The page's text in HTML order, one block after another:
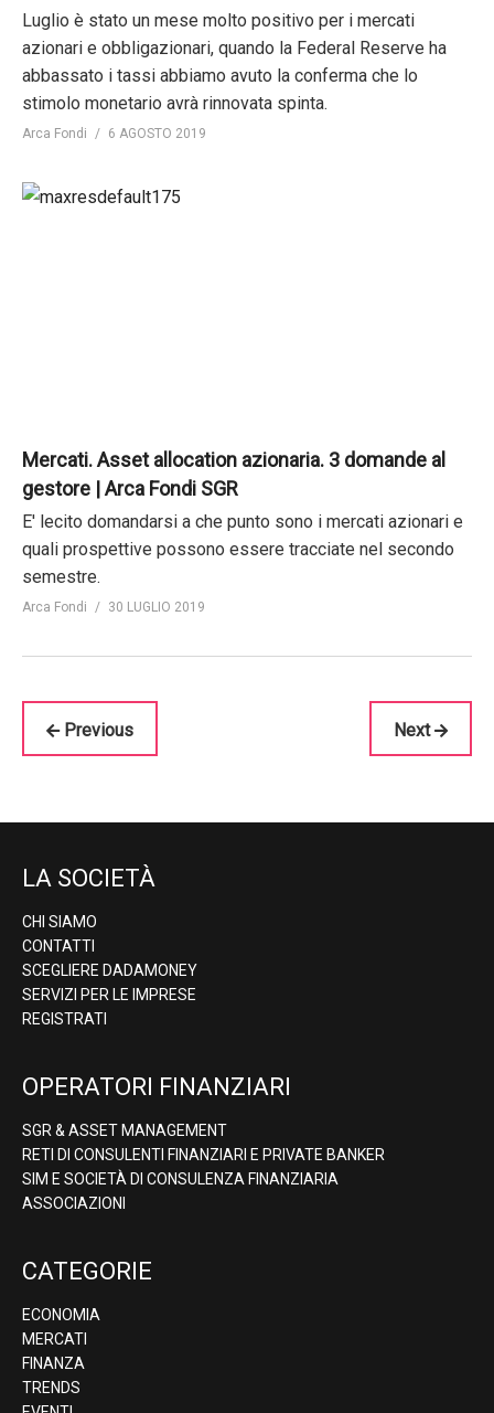
Luglio è stato un mese molto positivo per i mercati
azionari e obbligazionari, quando la Federal Reserve ha
abbassato i tassi abbiamo avuto la conferma che lo
stimolo monetario avrà rinnovata spinta.
Arca Fondi 6 AGOSTO 2019
Mercati. Asset allocation azionaria. 3 domande al
gestore | Arca Fondi SGR
E' lecito domandarsi a che punto sono i mercati azionari e
quali prospettive possono essere tracciate nel secondo
semestre.
Arca Fondi 30 LUGLIO 2019
Previous Next
LA SOCIETÀ
CHI SIAMO
CONTATTI
SCEGLIERE DADAMONEY
SERVIZI PER LE IMPRESE
REGISTRATI
OPERATORI FINANZIARI
SGR & ASSET MANAGEMENT
RETI DI CONSULENTI FINANZIARI E PRIVATE BANKER
SIM E SOCIETÀ DI CONSULENZA FINANZIARIA
ASSOCIAZIONI
CATEGORIE
ECONOMIA
MERCATI
FINANZA
TRENDS